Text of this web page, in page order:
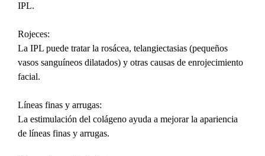
IPL.
Rojeces:
La IPL puede tratar la rosácea, telangiectasias (pequeños
vasos sanguíneos dilatados) y otras causas de enrojecimiento
facial.
Líneas finas y arrugas:
La estimulación del colágeno ayuda a mejorar la apariencia
de líneas finas y arrugas.